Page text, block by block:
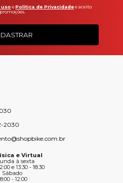
uso ePolitica de Privacidadee aceito
2030
e Virtual
à sexta
e 13:30 - 18:30
Sábado
- 12:00